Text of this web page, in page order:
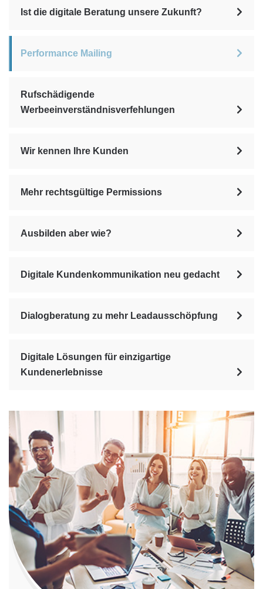
Ist die digitale Beratung unsere Zukunft?
Performance Mailing
Rufschädigende
Werbeeinverständnisverfehlungen
Wir kennen Ihre Kunden
Mehr rechtsgültige Permissions
Ausbilden aber wie?
Digitale Kundenkommunikation neu gedacht
Dialogberatung zu mehr Leadausschöpfung
Digitale Lösungen für einzigartige
Kundenerlebnisse